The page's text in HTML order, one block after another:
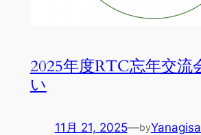
2025年度RTC忘年交流
い
11月 21, 2025—by